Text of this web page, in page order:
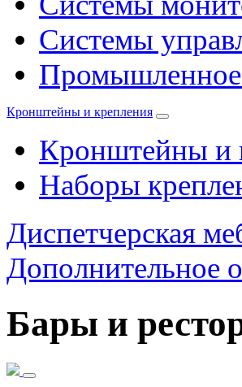
Системы
Промышленное
Кронштейны и крепления
Кронштейны и
Наборы
Диспетчерская
Дополнительное
Бары и